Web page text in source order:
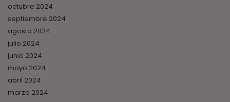
octubre 2024
septiembre 2024
agosto 2024
julio 2024
junio 2024
mayo 2024
abril 2024
marzo 2024